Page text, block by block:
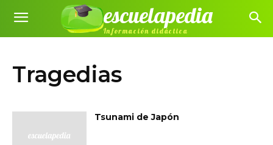
escuelapedia
Información didáctica
Tragedias
Tsunami de Japón